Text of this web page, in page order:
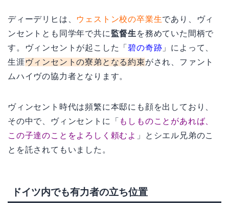
ディーデリヒは、 ウェストン校の卒業生であり、ヴィ
ンセントとも同学年で共に 監督生 を務めていた間柄で
す。ヴィンセントが起こした「 碧の奇跡 」によって、
生涯ヴィンセントの寮弟となる約束がされ、ファント
ムハイヴの協力者となります。
ヴィンセント時代は頻繁に本邸にも顔を出しており、
その中で、ヴィンセントに「 もしものことがあれば、
この子達のことをよろしく頼むよ 」とシエル兄弟のこ
とを託されてもいました。
ドイツ内でも有力者の立ち位置